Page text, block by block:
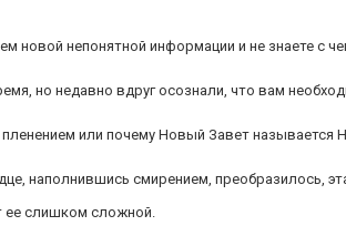
непонятной информации и не знаете с
но недавно вдруг осознали, что вам
пленением или почему Новый Завет
наполнившись смирением, преобразилось,
ее слишком сложной.